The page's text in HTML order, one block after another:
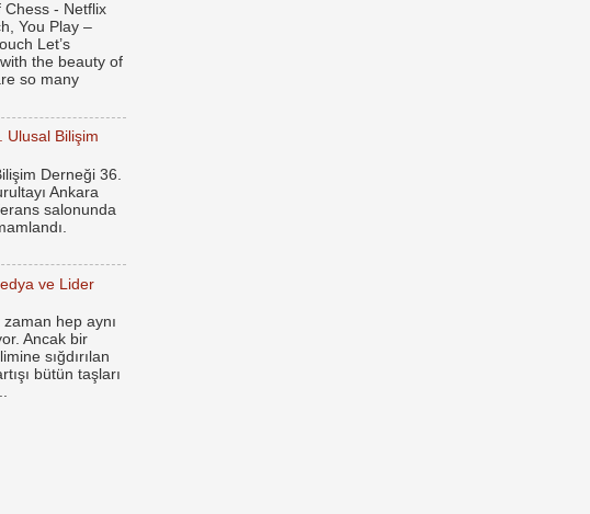
Chess - Netflix
You Play –
Let’s
the beauty of
so many
Ulusal Bilişim
Derneği 36.
Ankara
salonunda
ve Lider
hep aynı
Ancak bir
sığdırılan
bütün taşları